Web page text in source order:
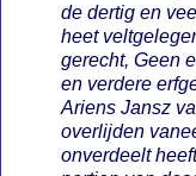
de dertig en
heet
gerecht, Geen
en verdere
Ariens Jansz
overlijden
onverdeelt